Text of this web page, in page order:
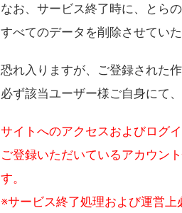
なお、サービス終了時に、とら
すべてのデータを削除させていた
恐れ入りますが、ご登録された
必ず該当ユーザー様ご自身にて
サイトへのアクセスおよびログ
ご登録いただいているアカウン
す。
※サービス終了処理および運営